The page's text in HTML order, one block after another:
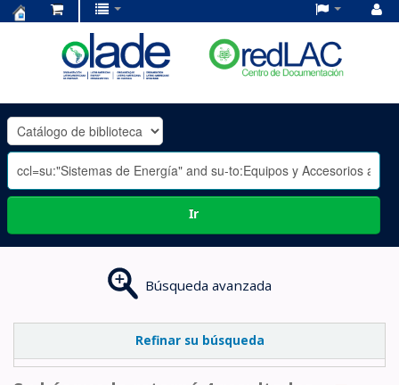
OLADE
-
Ir
Búsqueda avanzada
Refinar su búsqueda